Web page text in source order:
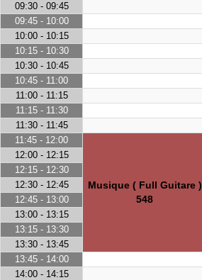
09:30 - 09:45
09:45 - 10:00
10:00 - 10:15
10:15 - 10:30
10:30 - 10:45
10:45 - 11:00
11:00 - 11:15
11:15 - 11:30
11:30 - 11:45
11:45 - 12:00
Musique ( Full Guitare )
548
12:00 - 12:15
12:15 - 12:30
12:30 - 12:45
12:45 - 13:00
13:00 - 13:15
13:15 - 13:30
13:30 - 13:45
13:45 - 14:00
14:00 - 14:15